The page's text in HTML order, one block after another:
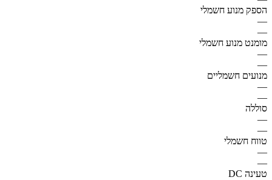
הספק מנוע חשמלי
—
—
מומנט מנוע חשמלי
—
—
מנועים חשמליים
—
—
סוללה
—
—
טווח חשמלי
—
—
טעינה DC